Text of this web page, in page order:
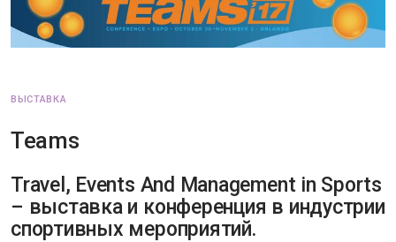
ВЫСТАВКА
Teams
Travel, Events And Management in Sports
– выставка и конференция в индустрии
спортивных мероприятий.